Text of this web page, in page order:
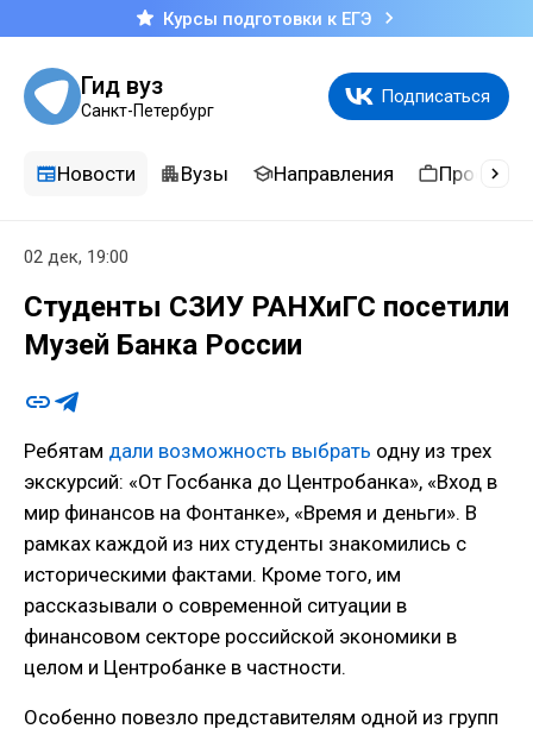
Курсы подготовки к ЕГЭ
Гид вуз
Санкт-Петербург
Подписаться
Новости Вузы Направления
02 дек, 19:00
Студенты СЗИУ РАНХиГС посетили
Музей Банка России
Ребятам дали возможность выбрать одну из трех
экскурсий: «От Госбанка до Центробанка», «Вход в
мир финансов на Фонтанке», «Время и деньги». В
рамках каждой из них студенты знакомились с
историческими фактами. Кроме того, им
рассказывали о современной ситуации в
финансовом секторе российской экономики в
целом и Центробанке в частности.
Особенно повезло представителям одной из групп